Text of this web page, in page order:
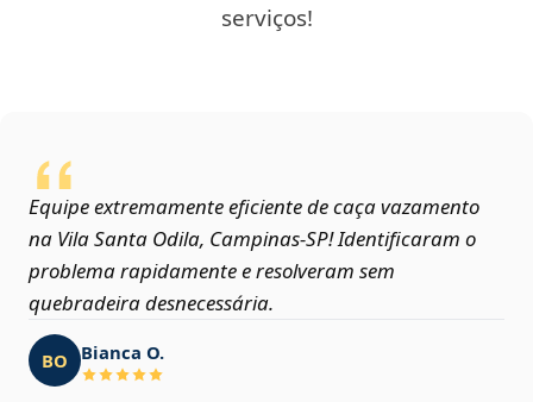
serviços!
Equipe extremamente eficiente de caça vazamento
na Vila Santa Odila, Campinas‑SP! Identificaram o
problema rapidamente e resolveram sem
quebradeira desnecessária.
BO Bianca O.